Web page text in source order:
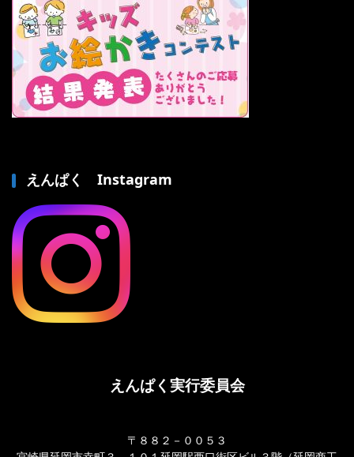
えんぱく Instagram
えんぱく実行委員会
〒８８２－００５３